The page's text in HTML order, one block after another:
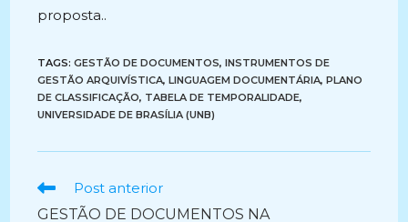
proposta..
TAGS:GESTÃO DE DOCUMENTOS, INSTRUMENTOS DE
GESTÃO ARQUIVÍSTICA, LINGUAGEM DOCUMENTÁRIA, PLANO
DE CLASSIFICAÇÃO, TABELA DE TEMPORALIDADE,
UNIVERSIDADE DE BRASÍLIA (UNB)
Ler
Post anterior
GESTÃO DE DOCUMENTOS NA